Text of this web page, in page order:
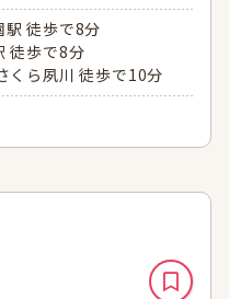
駅 徒歩で8分
徒歩で8分
くら夙川 徒歩で10分